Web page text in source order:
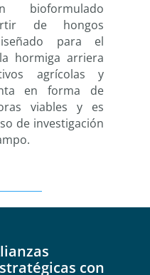
de hongos
para el
hormiga arriera
agrícolas y
en forma de
viables y es
de investigación
con